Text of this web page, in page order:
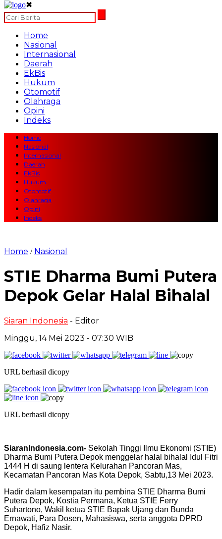
✖
Home
Nasional
Internasional
Daerah
EkBis
Hukum
Otomotif
Olahraga
Opini
Indeks
Home
Nasional
Internasional
Daerah
EkBis
Hukum
Otomotif
Olahraga
Opini
Indeks
Home / Nasional
STIE Dharma Bumi Putera
Depok Gelar Halal Bihalal
Siaran Indonesia - Editor
Minggu, 14 Mei 2023 - 07:30 WIB
URL berhasil dicopy
URL berhasil dicopy
SiaranIndonesia.com- Sekolah Tinggi Ilmu Ekonomi (STIE)
Dharma Bumi Putera Depok menggelar halal bihalal Idul Fitri
1444 H di saung lentera Kelurahan Pancoran Mas,
Kecamatan Pancoran Mas Kota Depok, Sabtu,13 Mei 2023.
Hadir dalam kesempatan itu pembina STIE Dharma Bumi
Putera Depok, Kostia Permana, Ketua STIE Ferry
Suhartono, Wakil ketua STIE Bapak Ujang dan Bunda
Ernawati, Para Dosen, Mahasiswa, serta anggota DPRD
Depok, Hafiz Nasir.